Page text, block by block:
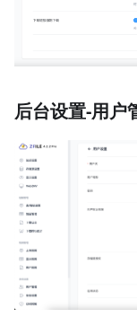
后台设置-用户